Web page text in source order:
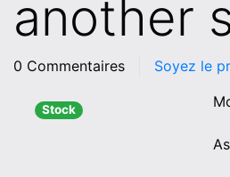
another
0 Commentaires Soyez le
Stock